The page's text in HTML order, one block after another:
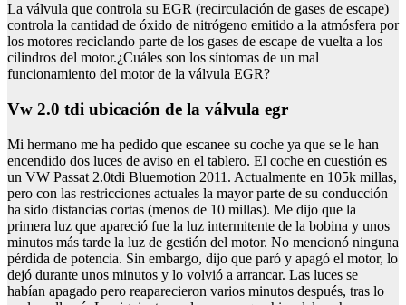
La válvula que controla su EGR (recirculación de gases de escape)
controla la cantidad de óxido de nitrógeno emitido a la atmósfera por
los motores reciclando parte de los gases de escape de vuelta a los
cilindros del motor.¿Cuáles son los síntomas de un mal
funcionamiento del motor de la válvula EGR?
Vw 2.0 tdi ubicación de la válvula egr
Mi hermano me ha pedido que escanee su coche ya que se le han
encendido dos luces de aviso en el tablero. El coche en cuestión es
un VW Passat 2.0tdi Bluemotion 2011. Actualmente en 105k millas,
pero con las restricciones actuales la mayor parte de su conducción
ha sido distancias cortas (menos de 10 millas). Me dijo que la
primera luz que apareció fue la luz intermitente de la bobina y unos
minutos más tarde la luz de gestión del motor. No mencionó ninguna
pérdida de potencia. Sin embargo, dijo que paró y apagó el motor, lo
dejó durante unos minutos y lo volvió a arrancar. Las luces se
habían apagado pero reaparecieron varios minutos después, tras lo